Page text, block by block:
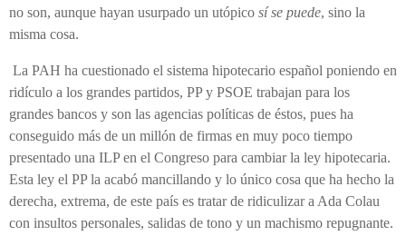
no son, aunque hayan usurpado un utópico sí se puede, sino la
misma cosa.
La PAH ha cuestionado el sistema hipotecario español poniendo en
ridículo a los grandes partidos, PP y PSOE trabajan para los
grandes bancos y son las agencias políticas de éstos, pues ha
conseguido más de un millón de firmas en muy poco tiempo
presentado una ILP en el Congreso para cambiar la ley hipotecaria.
Esta ley el PP la acabó mancillando y lo único cosa que ha hecho la
derecha, extrema, de este país es tratar de ridiculizar a Ada Colau
con insultos personales, salidas de tono y un machismo repugnante.